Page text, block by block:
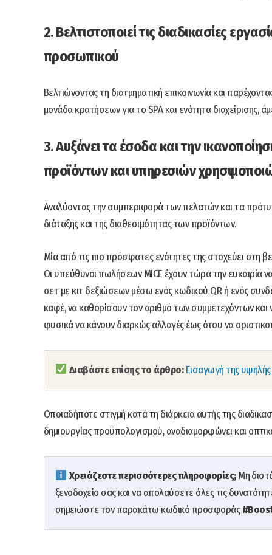
2. Βελτιστοποιεί τις διαδικασίες
προσωπικού
Bελτιώνοντας τη διατμηματική επικοινωνία και
μονάδα κρατήσεων για το SPA και ενότητα διαχείρισης,
3. Αυξάνει τα έσοδα και την
προϊόντων και υπηρεσιών
Aναλύοντας την συμπεριφορά των πελατών και τα
διάταξης και της διαθεσιμότητας των προϊόντων.
Μία από τις πιο πρόσφατες ενότητες της στοχεύει στη
Οι υπεύθυνοι πωλήσεων MICE έχουν τώρα την ευκαιρία
σετ με κιτ δεξιώσεων μέσω ενός κωδικού QR ή ενός
καφέ, να καθορίσουν τον αριθμό των συμμετεχόντων και
φυσικά να κάνουν διαρκώς αλλαγές έως ότου να
Διαβάστε επίσης το άρθρο: Εισαγωγή της
Οποιαδήποτε στιγμή κατά τη διάρκεια αυτής της
δημιουργίας προϋπολογισμού, αναδιαμορφώνει και
Χρειάζεστε περισσότερες πληροφορίες;Μη
ξενοδοχείο σας και να απολαύσετε όλες τις
σημειώστε τον παρακάτω κωδικό προσφοράς